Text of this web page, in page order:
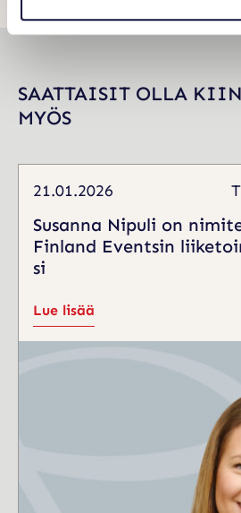
SAATTAISIT OLLA
MYÖS
21.01.2026
Susanna Nipuli on
Finland Eventsin
si
Lue lisää